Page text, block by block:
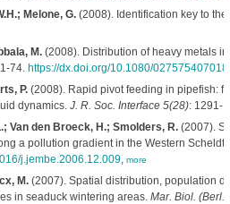
Melone, G.(2008). Identification key to
M.(2008). Distribution of heavy metals
74. https://dx.doi.org/10.1080/
P.(2008). Rapid pivot feeding in pipefish:
dynamics. J. R. Soc. Interface 5(28): 1291-
Van den Broeck, H.; Smolders, R.(2007).
a pollution gradient in the Western Scheldt
j.jembe.2006.12.009, more
M.(2007). Spatial distribution, population
in seaduck wintering areas. Mar. Biol.